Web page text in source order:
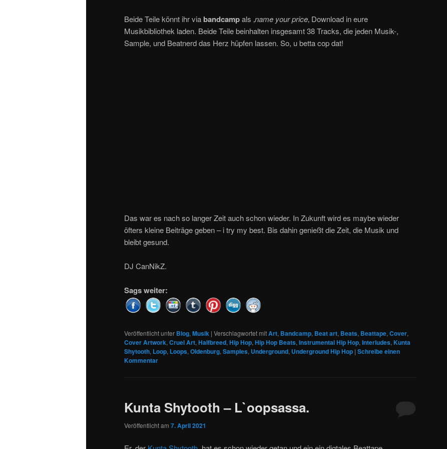
Beide Teile könnt ihr via bandcampals ‚name your price‚ Download in eure
Musikbibliothek laden. Beide Teile beinhalten insgesamt 38 Tracks, die jeden Musik-,
Sample, und Beatnerd das Herz hüpfen lassen. So, u betta cop dat!
Das war es nach so langer Zeit auch schon wieder. In Zukunft wird es maybe wieder
öfters kleine Beiträge geben – i try my best. Bis dahin genießt die Zeit, die Musik und
bleibt gesund.
DJ CanNikZ.
Sags weiter:
Veröffentlicht unter Blog,Musik | Verschlagwortet mitArt, Bandcamp, Beat art, Beats, Beattape,Cover,
Cover Artwork,Cruel Art,Halfbreed,Hip Hop,Hip Hop Beats,Instrumental Hip Hop,Interludes,Kunta
Shytooth, Loop, Loops,Oldenburg,Samples, Underground, Underground Hip Hop | Schreibe einen
Kommentar
Kunta Shytooth – L​`​oopsassa.
Veröffentlicht am 7. April 2021